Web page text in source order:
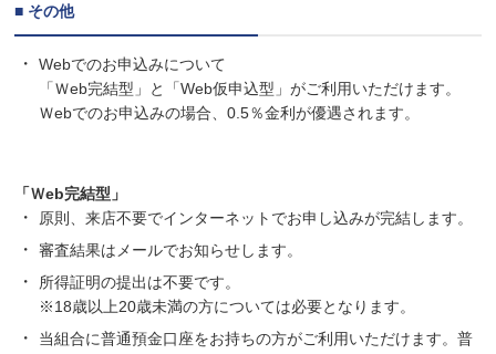
■ その他
Webでのお申込みについて
「Ｗeb完結型」と「Web仮申込型」がご利用いただけます。
Ｗebでのお申込みの場合、0.5％金利が優遇されます。
「Ｗeb完結型」
原則、来店不要でインターネットでお申し込みが完結します。
審査結果はメールでお知らせします。
所得証明の提出は不要です。
※18歳以上20歳未満の方については必要となります。
当組合に普通預金口座をお持ちの方がご利用いただけます。普